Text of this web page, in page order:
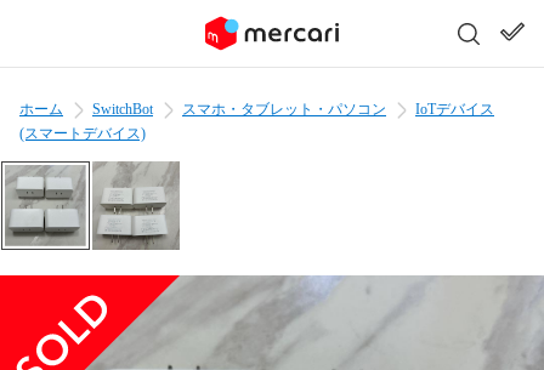
ホーム SwitchBot スマホ・タブレット・パソコン
IoTデバイス
(スマートデバイス)